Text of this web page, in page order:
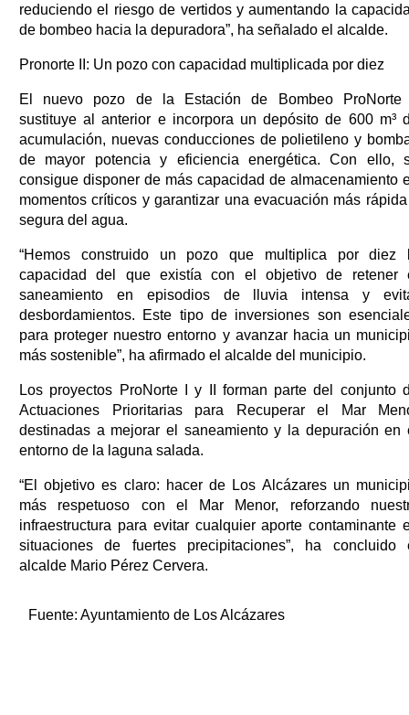
reduciendo el riesgo de vertidos y aumentando la
de bombeo hacia la depuradora”, ha señalado el alcalde.
Pronorte II: Un pozo con capacidad multiplicada por diez
El nuevo pozo de la Estación de Bombeo ProNorte
sustituye al anterior e incorpora un depósito de 600 m³
acumulación, nuevas conducciones de polietileno y
de mayor potencia y eficiencia energética. Con ello,
consigue disponer de más capacidad de almacenamiento
momentos críticos y garantizar una evacuación más
segura del agua.
“Hemos construido un pozo que multiplica por diez
capacidad del que existía con el objetivo de retener
saneamiento en episodios de lluvia intensa y
desbordamientos. Este tipo de inversiones son
para proteger nuestro entorno y avanzar hacia un
más sostenible”, ha afirmado el alcalde del municipio.
Los proyectos ProNorte I y II forman parte del conjunto
Actuaciones Prioritarias para Recuperar el Mar
destinadas a mejorar el saneamiento y la depuración en
entorno de la laguna salada.
“El objetivo es claro: hacer de Los Alcázares un
más respetuoso con el Mar Menor, reforzando
infraestructura para evitar cualquier aporte contaminante
situaciones de fuertes precipitaciones”, ha concluido
alcalde Mario Pérez Cervera.
Fuente: Ayuntamiento de Los Alcázares